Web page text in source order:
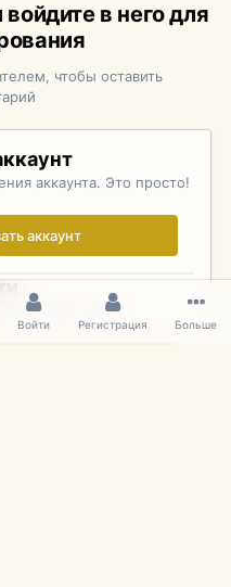
в него для
чтобы оставить
аккаунта. Это просто!
аккаунт
Войдите здесь.
Войти Регистрация Больше